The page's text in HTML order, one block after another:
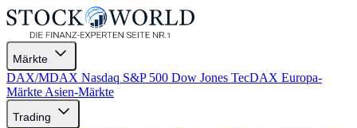
Märkte
DAX/MDAX Nasdaq S&P 500 Dow Jones TecDAX Europa-
Märkte Asien-Märkte
Trading